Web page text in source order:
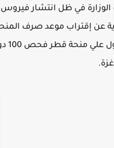
في ظل انتشار فيروس
عن إقتراب موعد صرف